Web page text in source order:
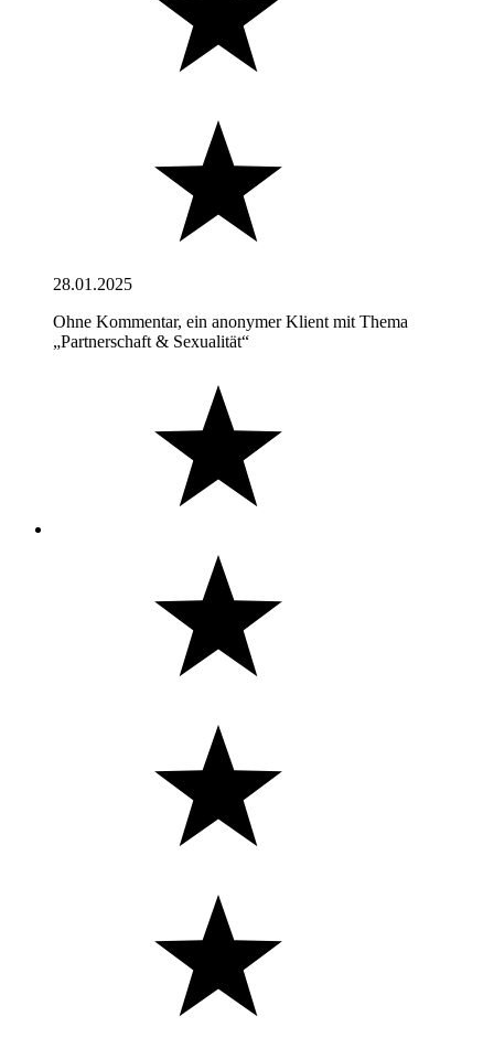
28.01.2025
Ohne Kommentar, ein anonymer Klient mit Thema
„Partnerschaft & Sexualität“